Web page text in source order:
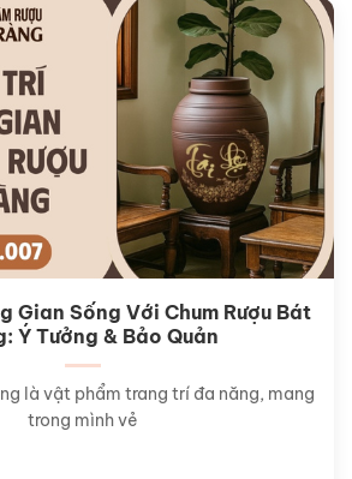
Gian Sống Với Chum Rượu Bát
Ý Tưởng & Bảo Quản
là vật phẩm trang trí đa năng, mang
trong mình vẻ